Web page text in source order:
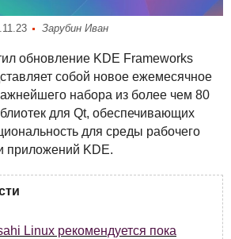
Зарубин Иван
обновление KDE Frameworks
собой новое ежемесячное
набора из более чем 80
для Qt, обеспечивающих
для среды рабочего
приложений KDE.
Linux рекомендуется пока